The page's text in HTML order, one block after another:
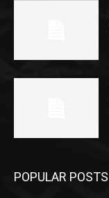
POPULAR POSTS